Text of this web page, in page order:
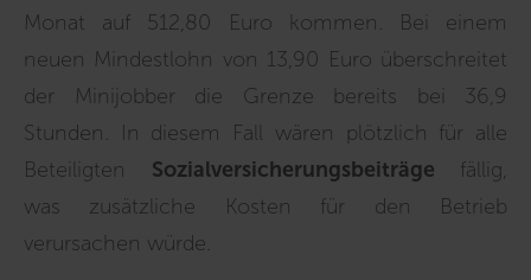
Monat auf 512,80 Euro kommen. Bei einem
neuen Mindestlohn von 13,90 Euro überschreitet
der Minijobber die Grenze bereits bei 36,9
Stunden. In diesem Fall wären plötzlich für alle
Beteiligten Sozialversicherungsbeiträge fällig,
was zusätzliche Kosten für den Betrieb
verursachen würde.